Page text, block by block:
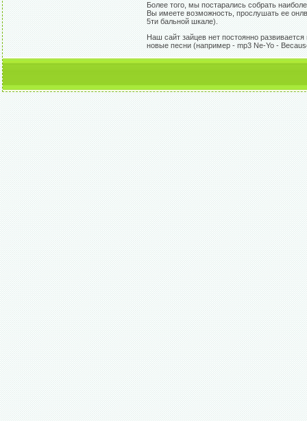
Более того, мы постарались собрать
Вы имеете возможность, прослушать ее
5ти бальной шкале).
Наш сайт зайцев нет постоянно
новые песни (например - mp3 Ne-Yo -